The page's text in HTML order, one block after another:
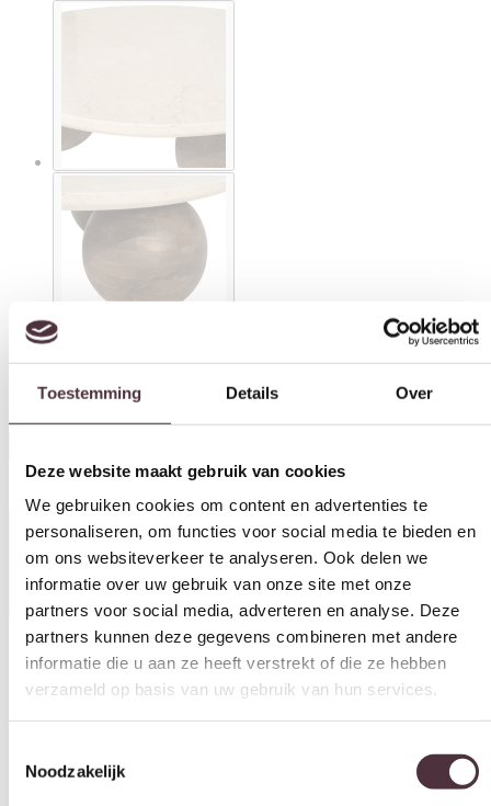
Toestemming Details Over
Deze website maakt gebruik van cookies
We gebruiken cookies om content en advertenties te
personaliseren, om functies voor social media te bieden en
om ons websiteverkeer te analyseren. Ook delen we
informatie over uw gebruik van onze site met onze
partners voor social media, adverteren en analyse. Deze
partners kunnen deze gegevens combineren met andere
informatie die u aan ze heeft verstrekt of die ze hebben
verzameld op basis van uw gebruik van hun services.
Noodzakelijk
Eleonora salontafel Babs 89x89x30 cm marmer
€549,00
Specificaties
Vorm
Rond
Diepte (cm)